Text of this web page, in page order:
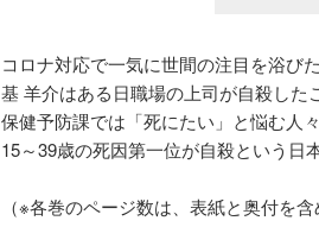
コロナ対応で一気に世間の注目を浴び
基 羊介はある日職場の上司が自殺した
保健予防課では「死にたい」と悩む
15～39歳の死因第一位が自殺という日
（※各巻のページ数は、表紙と奥付を